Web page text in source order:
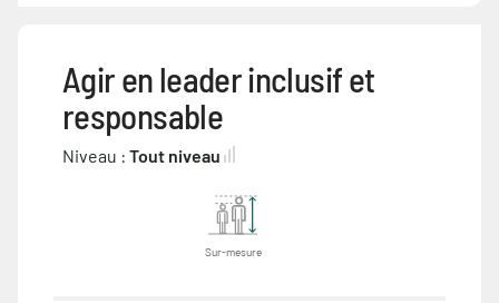
Agir en leader inclusif et
responsable
Niveau : Tout niveau
Sur-mesure